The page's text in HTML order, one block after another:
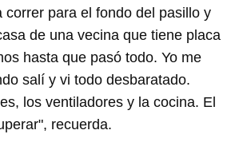
correr para el fondo del pasillo y
de una vecina que tiene placa
hasta que pasó todo. Yo me
salí y vi todo desbaratado.
los ventiladores y la cocina. El
recuerda.